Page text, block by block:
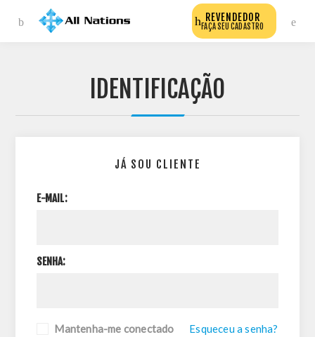
REVENDEDOR
FAÇA SEU CADASTRO
IDENTIFICAÇÃO
JÁ SOU CLIENTE
E-MAIL:
SENHA:
Mantenha-me conectado Esqueceu a senha?